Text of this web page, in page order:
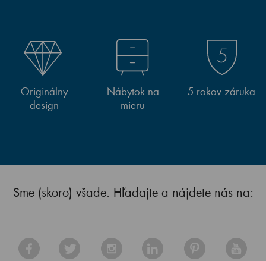
Originálny
design
Nábytok na
mieru
5 rokov záruka
Sme (skoro) všade. Hľadajte a nájdete nás na: